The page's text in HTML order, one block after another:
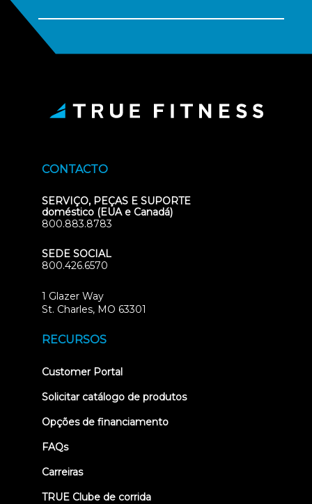
CONTACTO
SERVIÇO, PEÇAS E SUPORTE
doméstico (EUA e Canadá)
800.883.8783
SEDE SOCIAL
800.426.6570
1 Glazer Way
St. Charles, MO 63301
RECURSOS
Customer Portal(opens
new
Solicitar catálogo de produtos
Opções de financiamento
FAQs
Carreiras
TRUE Clube de corrida